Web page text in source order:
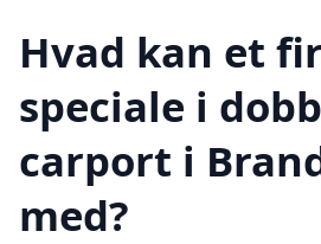
Hvad kan et
speciale i
carport i
med?